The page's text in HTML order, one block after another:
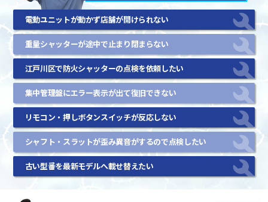
電動ユニットが動かず店舗が開けられない
重量シャッターが途中で止まり閉まらない
江戸川区で防火シャッターの点検を依頼したい
集中管理盤にエラー表示が出て復旧できない
リモコン・押しボタンスイッチが反応しない
シャフト・スラットが歪み異音がするので点検したい
古い型番を最新モデルへ載せ替えたい